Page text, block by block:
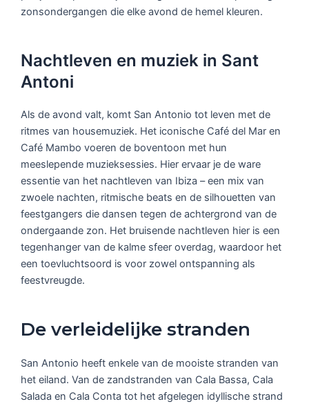
zonsondergangen die elke avond de hemel kleuren.
Nachtleven en muziek in Sant
Antoni
Als de avond valt, komt San Antonio tot leven met de
ritmes van housemuziek. Het iconische Café del Mar en
Café Mambo voeren de boventoon met hun
meeslepende muzieksessies. Hier ervaar je de ware
essentie van het nachtleven van Ibiza – een mix van
zwoele nachten, ritmische beats en de silhouetten van
feestgangers die dansen tegen de achtergrond van de
ondergaande zon. Het bruisende nachtleven hier is een
tegenhanger van de kalme sfeer overdag, waardoor het
een toevluchtsoord is voor zowel ontspanning als
feestvreugde.
De verleidelijke stranden
San Antonio heeft enkele van de mooiste stranden van
het eiland. Van de zandstranden van Cala Bassa, Cala
Salada en Cala Conta tot het afgelegen idyllische strand